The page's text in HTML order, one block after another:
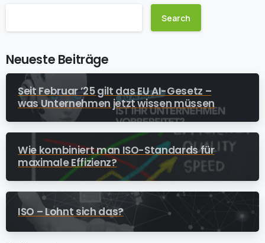
Search
Neueste Beiträge
Seit Februar ’25 gilt das EU AI-Gesetz –
was Unternehmen jetzt wissen müssen
Wie kombiniert man ISO-Standards für
maximale Effizienz?
ISO – Lohnt sich das?